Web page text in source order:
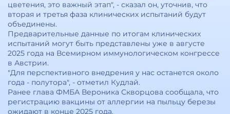
цветения, это важный этап", - сказал он, уточнив, что
вторая и третья фаза клинических испытаний будут
объединены.
Предварительные данные по итогам клинических
испытаний могут быть представлены уже в августе
2025 года на Всемирном иммунологическом конгрессе
в Австрии.
"Для перспективного внедрения у нас останется около
года - полутора", - отметил Кудлай.
Ранее глава ФМБА Вероника Скворцова сообщала, что
регистрацию вакцины от аллергии на пыльцу березы
ожидают в конце 2025 года.